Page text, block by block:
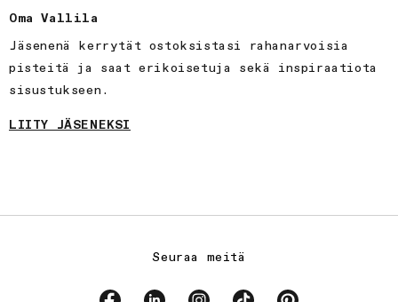
Oma Vallila
Jäsenenä kerrytät ostoksistasi rahanarvoisia
pisteitä ja saat erikoisetuja sekä inspiraatiota
sisustukseen.
LIITY JÄSENEKSI
Seuraa meitä